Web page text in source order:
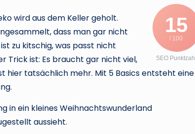
.
d
e
15
/ 100
SEO Punktzahl
wird aus dem Keller geholt.
dass man gar nicht
zu kitschig, was passt nicht
Trick ist: Es braucht gar nicht viel,
hier tatsächlich mehr. Mit 5 Basics entsteht eine
in ein kleines Weihnachtswunderland
aussieht.